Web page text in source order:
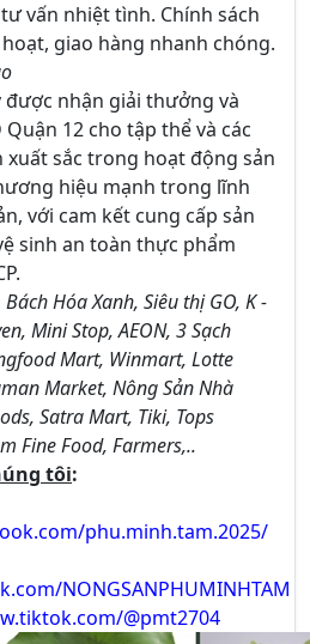
vấn nhiệt tình. Chính sách
giao hàng nhanh chóng.
được nhận giải thưởng và
12 cho tập thể và các
xuất sắc trong hoạt động sản
hiệu mạnh trong lĩnh
với cam kết cung cấp sản
sinh an toàn thực phẩm
Bách Hóa Xanh, Siêu thị GO, K -
Mini Stop, AEON, 3 Sạch
Mart, Winmart, Lotte
Market, Nông Sản Nhà
Satra Mart, Tiki, Tops
Fine Food, Farmers,..
tôi:
phu.minh.tam.2025/
NONGSANPHUMINHTAM
@pmt2704